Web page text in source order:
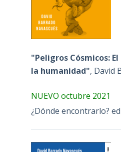
"Peligros Cósmicos:
la humanidad", David
NUEVO octubre 2021
¿Dónde encontrarlo?